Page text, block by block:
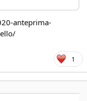
anteprima-
1